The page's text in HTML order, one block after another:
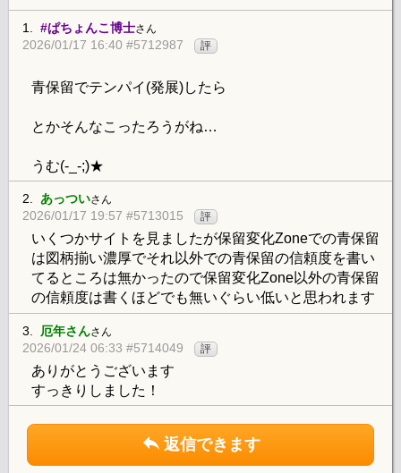
1. #ぱちょんこ博士さん
2026/01/17 16:40 #5712987 評
青保留でテンパイ(発展)したら
とかそんなこったろうがね…
うむ(-_-;)★
2. あっついさん
2026/01/17 19:57 #5713015 評
いくつかサイトを見ましたが保留変化Zoneでの青保留
は図柄揃い濃厚でそれ以外での青保留の信頼度を書い
てるところは無かったので保留変化Zone以外の青保留
の信頼度は書くほどでも無いぐらい低いと思われます
3. 厄年さんさん
2026/01/24 06:33 #5714049 評
ありがとうございます
すっきりしました！
返信できます